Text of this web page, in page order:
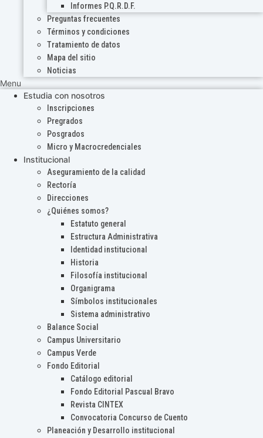
Informes P.Q.R.D.F.
Preguntas frecuentes
Términos y condiciones
Tratamiento de datos
Mapa del sitio
Noticias
Menu
Estudia con nosotros
Inscripciones
Pregrados
Posgrados
Micro y Macrocredenciales
Institucional
Aseguramiento de la calidad
Rectoría
Direcciones
¿Quiénes somos?
Estatuto general
Estructura Administrativa
Identidad institucional
Historia
Filosofía institucional
Organigrama
Símbolos institucionales
Sistema administrativo
Balance Social
Campus Universitario
Campus Verde
Fondo Editorial
Catálogo editorial
Fondo Editorial Pascual Bravo
Revista CINTEX
Convocatoria Concurso de Cuento
Planeación y Desarrollo institucional